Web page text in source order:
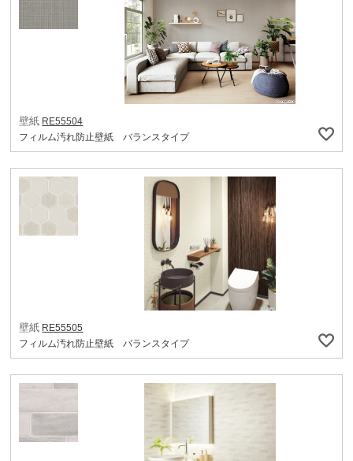
壁紙 RE55504
フィルム汚れ防止壁紙 バランスタイプ
壁紙 RE55505
フィルム汚れ防止壁紙 バランスタイプ